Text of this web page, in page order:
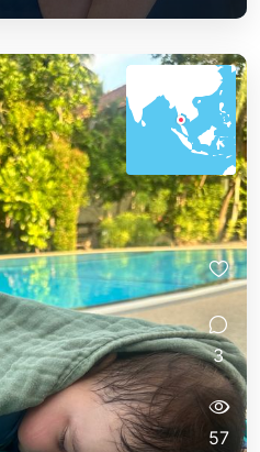
3
57